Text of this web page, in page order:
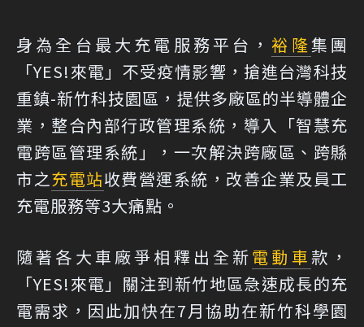
身為全台最大充電服務平台，裕隆集團
「YES!來電」不受疫情影響，搶進台灣科技
重鎮-新竹科技園區，提供多廠區的半導體企
業，整合內部行政管理系統，導入「智慧充
電跨區管理系統」，一次解決跨廠區、跨縣
市之充電站收費營運系統，改善企業及員工
充電服務等3大痛點。
隨著各大車廠爭相釋出全新電動車款，
「YES!來電」關注到新竹地區急速成長的充
電需求，因此加快在7月協助在新竹科學園